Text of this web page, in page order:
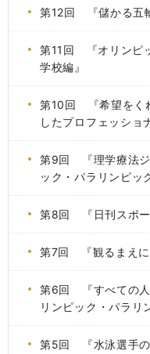
第12回 『儲かる五
第11回 『オリンピ
学校編』
第10回 『希望をく
したプロフェッショ
第9回 『理学療法
ック・パラリンピッ
第8回 『日刊スポ
第7回 『観るまえに
第6回 『すべての
リンピック・パラリ
第5回 『水泳選手の